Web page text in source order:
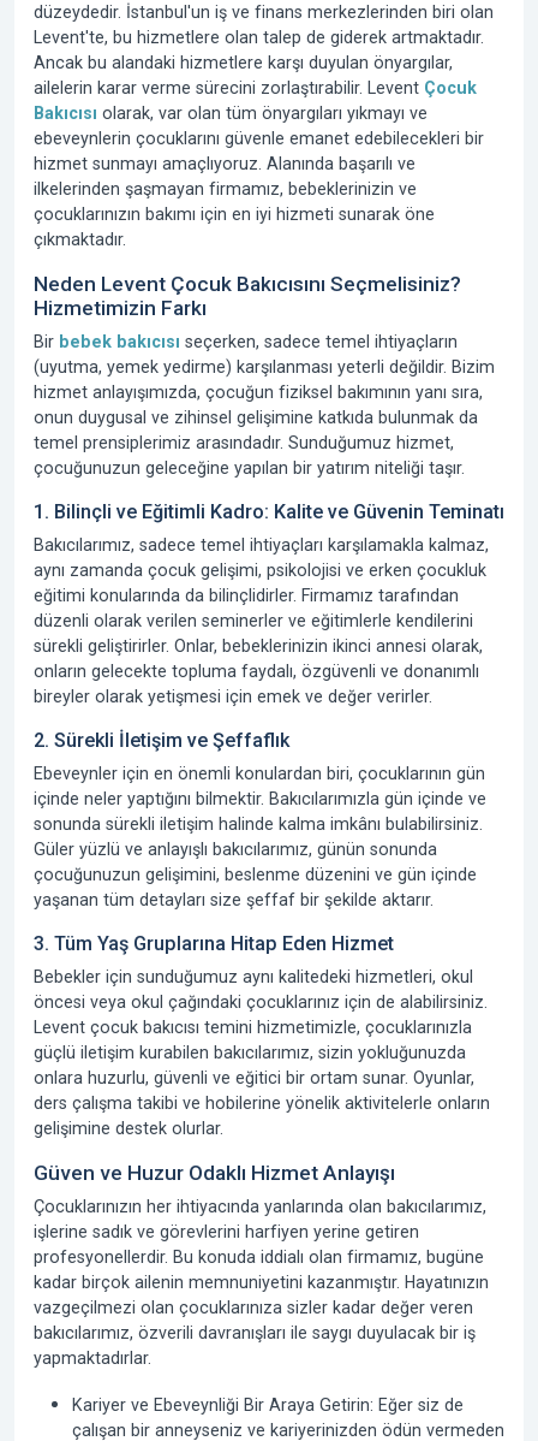
düzeydedir. İstanbul'un iş ve finans merkezlerinden biri olan
Levent'te, bu hizmetlere olan talep de giderek artmaktadır.
Ancak bu alandaki hizmetlere karşı duyulan önyargılar,
ailelerin karar verme sürecini zorlaştırabilir.
Levent Çocuk
Bakıcısı olarak, var olan tüm önyargıları yıkmayı ve
ebeveynlerin çocuklarını güvenle emanet edebilecekleri bir
hizmet sunmayı amaçlıyoruz. Alanında başarılı ve
ilkelerinden şaşmayan firmamız, bebeklerinizin ve
çocuklarınızın bakımı için en iyi hizmeti sunarak öne
çıkmaktadır.
Neden Levent Çocuk Bakıcısını Seçmelisiniz?
Hizmetimizin Farkı
Bir bebek bakıcısı seçerken, sadece temel ihtiyaçların
(uyutma, yemek yedirme) karşılanması yeterli değildir. Bizim
hizmet anlayışımızda, çocuğun fiziksel bakımının yanı sıra,
onun duygusal ve zihinsel gelişimine katkıda bulunmak da
temel prensiplerimiz arasındadır. Sunduğumuz hizmet,
çocuğunuzun geleceğine yapılan bir yatırım niteliği taşır.
1. Bilinçli ve Eğitimli Kadro: Kalite ve Güvenin Teminatı
Bakıcılarımız, sadece temel ihtiyaçları karşılamakla kalmaz,
aynı zamanda çocuk gelişimi, psikolojisi ve erken çocukluk
eğitimi konularında da bilinçlidirler. Firmamız tarafından
düzenli olarak verilen seminerler ve eğitimlerle kendilerini
sürekli geliştirirler. Onlar, bebeklerinizin ikinci annesi olarak,
onların gelecekte topluma faydalı, özgüvenli ve donanımlı
bireyler olarak yetişmesi için emek ve değer verirler.
2. Sürekli İletişim ve Şeffaflık
Ebeveynler için en önemli konulardan biri, çocuklarının gün
içinde neler yaptığını bilmektir. Bakıcılarımızla gün içinde ve
sonunda sürekli iletişim halinde kalma imkânı bulabilirsiniz.
Güler yüzlü ve anlayışlı bakıcılarımız, günün sonunda
çocuğunuzun gelişimini, beslenme düzenini ve gün içinde
yaşanan tüm detayları size şeffaf bir şekilde aktarır.
3. Tüm Yaş Gruplarına Hitap Eden Hizmet
Bebekler için sunduğumuz aynı kalitedeki hizmetleri, okul
öncesi veya okul çağındaki çocuklarınız için de alabilirsiniz.
Levent çocuk bakıcısı temini hizmetimizle, çocuklarınızla
güçlü iletişim kurabilen bakıcılarımız, sizin yokluğunuzda
onlara huzurlu, güvenli ve eğitici bir ortam sunar. Oyunlar,
ders çalışma takibi ve hobilerine yönelik aktivitelerle onların
gelişimine destek olurlar.
Güven ve Huzur Odaklı Hizmet Anlayışı
Çocuklarınızın her ihtiyacında yanlarında olan bakıcılarımız,
işlerine sadık ve görevlerini harfiyen yerine getiren
profesyonellerdir. Bu konuda iddialı olan firmamız, bugüne
kadar birçok ailenin memnuniyetini kazanmıştır. Hayatınızın
vazgeçilmezi olan çocuklarınıza sizler kadar değer veren
bakıcılarımız, özverili davranışları ile saygı duyulacak bir iş
yapmaktadırlar.
Kariyer ve Ebeveynliği Bir Araya Getirin: Eğer siz de
çalışan bir anneyseniz ve kariyerinizden ödün vermeden